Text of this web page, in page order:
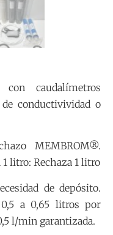
caudalímetros
conductivividad o
MEMBROM®.
litro: Rechaza 1 litro
de depósito.
a 0,65 litros por
l/min garantizada.